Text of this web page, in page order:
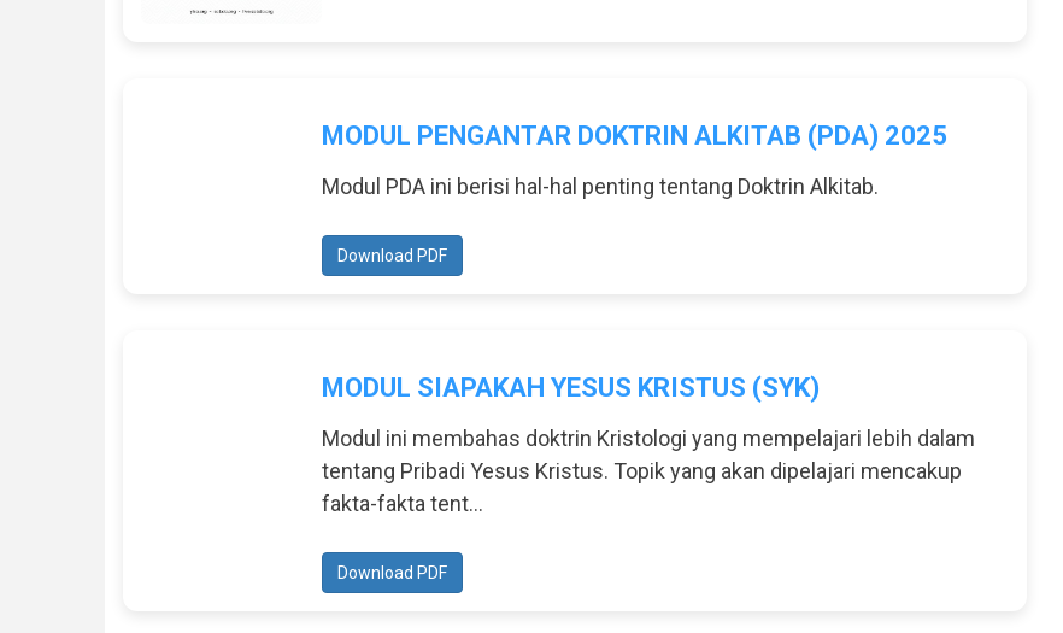
MODUL PENGANTAR DOKTRIN ALKITAB (PDA) 2025
Modul PDA ini berisi hal-hal penting tentang Doktrin Alkitab.
Download PDF
MODUL SIAPAKAH YESUS KRISTUS (SYK)
Modul ini membahas doktrin Kristologi yang mempelajari lebih dalam
tentang Pribadi Yesus Kristus. Topik yang akan dipelajari mencakup
fakta-fakta tent...
Download PDF